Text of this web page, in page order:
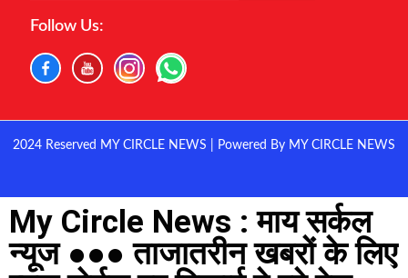
Follow Us:
2024 Reserved MY CIRCLE NEWS | Powered By MY CIRCLE NEWS
My Circle News : माय सर्कल
न्यूज ●●● ताजातरीन खबरों के लिए